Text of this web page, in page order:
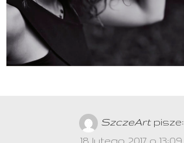
SzczeArt pisze:
18 lutego 2017 o 13:09